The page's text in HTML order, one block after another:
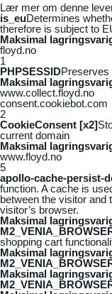
Lær mer om denne
is_euDetermines
therefore is subject to
Maksimal
floyd.no
1
PHPSESSIDPreserves
Maksimal
www.collect.floyd.no
consent.cookiebot.com
2
CookieConsent [x2]
current domain
Maksimal
www.floyd.no
5
apollo-cache-persist-
function. A cache is
between the visitor and
visitor’s browser.
Maksimal
shopping cart
Maksimal
Maksimal